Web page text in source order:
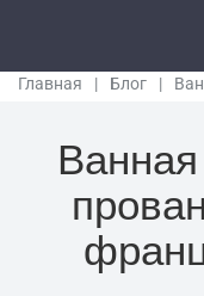
Главная | Блог |